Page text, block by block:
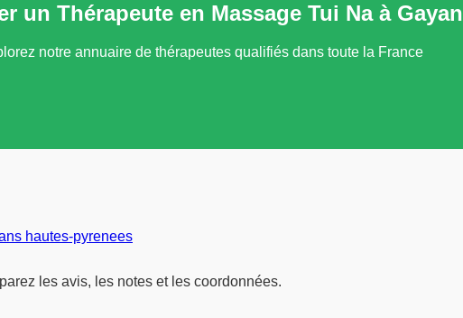
un Thérapeute en Massage Tui Na à Gayan
notre annuaire de thérapeutes qualifiés dans toute la France
hautes-pyrenees
les avis, les notes et les coordonnées.